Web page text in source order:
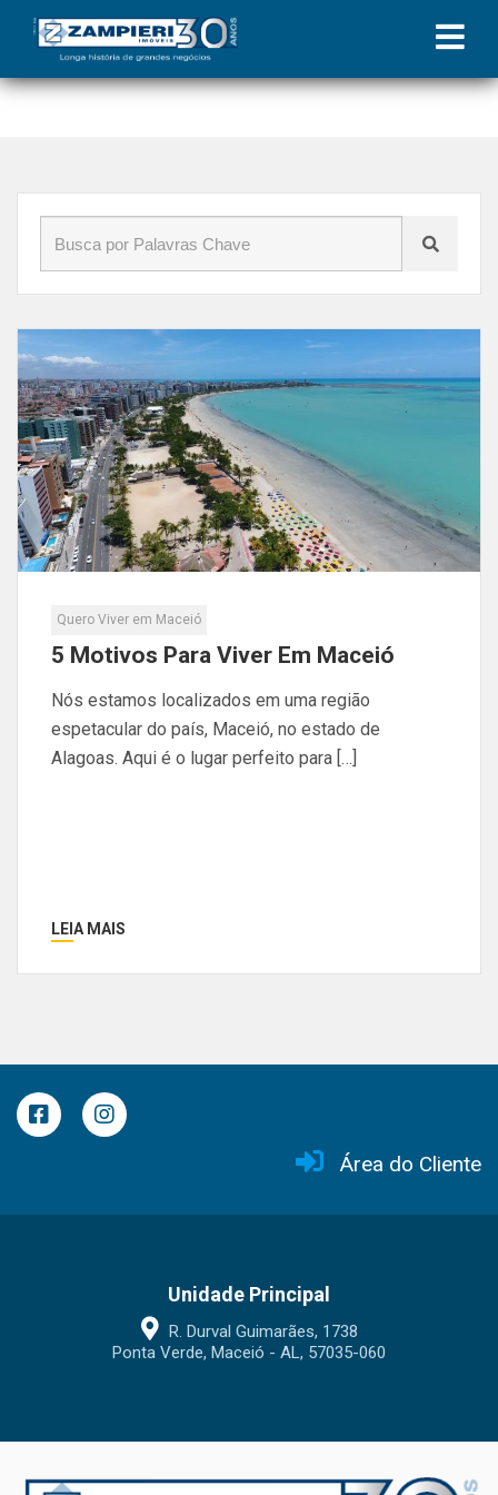
Início»Blog»Capital Alagoana
Quero Viver em Maceió
5 Motivos Para Viver Em Maceió
Nós estamos localizados em uma região
espetacular do país, Maceió, no estado de
Alagoas. Aqui é o lugar perfeito para […]
LEIA MAIS
Área do Cliente
Unidade Principal
R. Durval Guimarães, 1738
Ponta Verde, Maceió - AL, 57035-060